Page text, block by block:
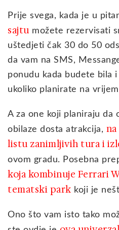
Prije svega, kada je u
sajtu možete rezervisati
uštedjeti čak 30 do 50
da vam na SMS,
ponudu kada budete bila
ukoliko planirate na
A za one koji planiraju da
obilaze dosta atrakcija,
listu zanimljivih tura i
ovom gradu. Posebna
koja kombinuje Ferrari
tematski park koji je
Ono što vam isto tako